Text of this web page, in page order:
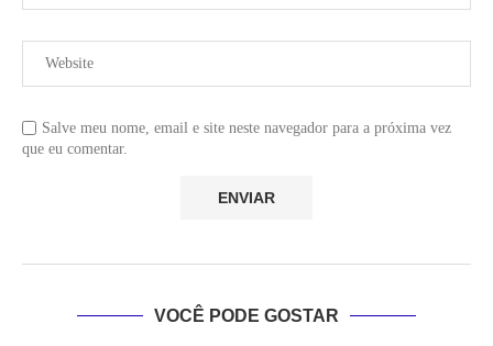
Salve meu nome, email e site neste navegador para a próxima vez
que eu comentar.
VOCÊ PODE GOSTAR